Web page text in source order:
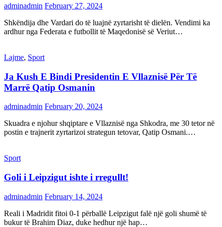
adminadmin February 27, 2024
Shkëndija dhe Vardari do të luajnë zyrtarisht të dielën. Vendimi ka
ardhur nga Federata e futbollit të Maqedonisë së Veriut…
Lajme, Sport
Ja Kush E Bindi Presidentin E Vllaznisë Për Të
Marrë Qatip Osmanin
adminadmin February 20, 2024
Skuadra e njohur shqiptare e Vllaznisë nga Shkodra, me 30 tetor në
postin e trajnerit zyrtarizoi strategun tetovar, Qatip Osmani.…
Sport
Goli i Leipzigut ishte i rregullt!
adminadmin February 14, 2024
Reali i Madridit fitoi 0-1 përballë Leipzigut falë një goli shumë të
bukur të Brahim Diaz, duke hedhur një hap…